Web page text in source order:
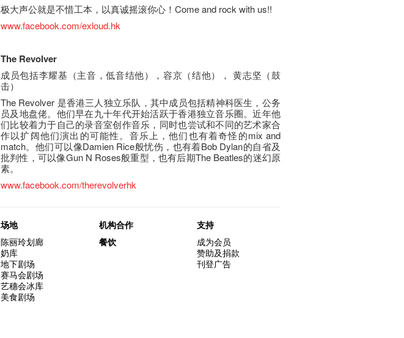
极大声公就是不惜工本，以真诚摇滚你心！Come and rock with us!!
www.facebook.com/exloud.hk
The Revolver
成员包括李耀基（主音，低音结他），容京（结他）， 黄志坚（鼓
击）
The Revolver 是香港三人独立乐队，其中成员包括精神科医生，公务
员及地盘佬。他们早在九十年代开始活跃于香港独立音乐圈。近年他
们比较着力于自己的录音室创作音乐，同时也尝试和不同的艺术家合
作以扩阔他们演出的可能性。音乐上，他们也有着奇怪的mix and
match。他们可以像Damien Rice般忧伤，也有着Bob Dylan的自省及
批判性，可以像Gun N Roses般重型，也有后期The Beatles的迷幻原
素。
www.facebook.com/therevolverhk
场地
陈丽玲划廊
奶库
地下剧场
赛马会剧场
艺穗会冰库
美食剧场
机构合作
餐饮
支持
成为会员
赞助及捐款
刊登广告